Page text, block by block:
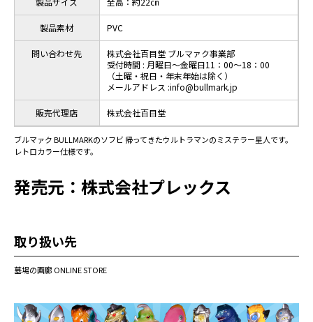
製品素材 PVC
問い合わせ先
株式会社百目堂 ブルマァク事業部
受付時間 : 月曜日～金曜日11：00～18：00
（土曜・祝日・年末年始は除く）
メールアドレス :info@bullmark.jp
販売代理店 株式会社百目堂
ブルマァク BULLMARKのソフビ 帰ってきたウルトラマンのミステラー星人です。
レトロカラー仕様です。
発売元：株式会社プレックス
取り扱い先
墓場の画廊 ONLINE STORE